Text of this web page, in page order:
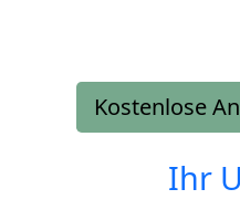
Kostenlose
Ihr